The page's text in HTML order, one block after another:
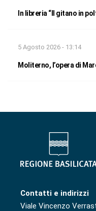
In libreria “Il gitano in
5 Agosto 2026 - 13:14
Moliterno, l’opera di
Contatti e indirizzi
Viale Vincenzo